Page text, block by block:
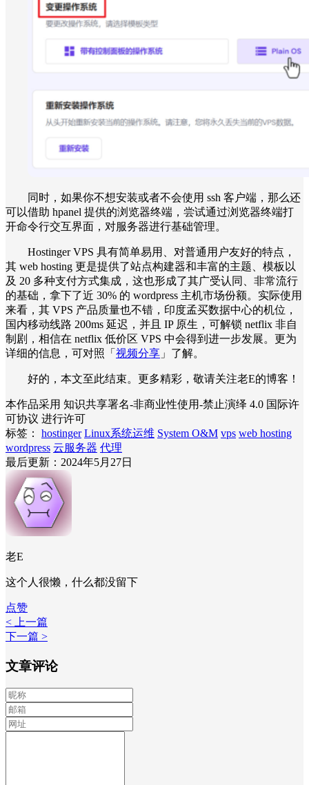
同时，如果你不想安装或者不会使用 ssh 客户端，那么还
可以借助 hpanel 提供的浏览器终端，尝试通过浏览器终端打
开命令行交互界面，对服务器进行基础管理。
Hostinger VPS 具有简单易用、对普通用户友好的特点，
其 web hosting 更是提供了站点构建器和丰富的主题、模板以
及 20 多种支付方式集成，这也形成了其广受认同、非常流行
的基础，拿下了近 30% 的 wordpress 主机市场份额。实际使用
来看，其 VPS 产品质量也不错，印度孟买数据中心的机位，
国内移动线路 200ms 延迟，并且 IP 原生，可解锁 netflix 非自
制剧，相信在 netflix 低价区 VPS 中会得到进一步发展。更为
详细的信息，可对照「 视频分享 」了解。
好的，本文至此结束。更多精彩，敬请关注老E的博客！
本作品采用 知识共享署名-非商业性使用-禁止演绎 4.0 国际许
可协议 进行许可
标签：
hostinger Linux系统运维 System O&M vps web hosting
wordpress 云服务器 代理
最后更新：2024年5月27日
老E
这个人很懒，什么都没留下
点赞
< 上一篇
下一篇 >
文章评论